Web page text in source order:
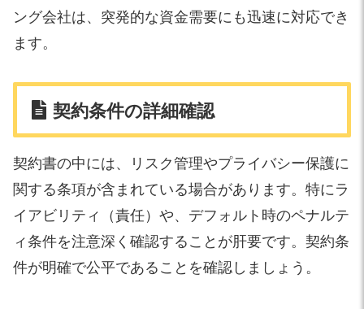
ング会社は、突発的な資金需要にも迅速に対応でき
ます。
契約条件の詳細確認
契約書の中には、リスク管理やプライバシー保護に
関する条項が含まれている場合があります。特にラ
イアビリティ（責任）や、デフォルト時のペナルテ
ィ条件を注意深く確認することが肝要です。契約条
件が明確で公平であることを確認しましょう。